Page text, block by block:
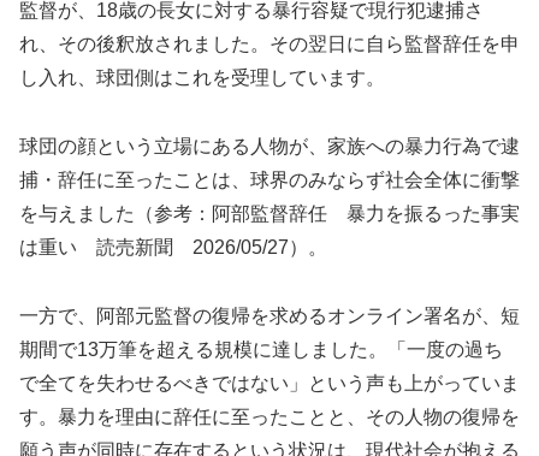
監督が、18歳の長女に対する暴行容疑で現行犯逮捕さ
れ、その後釈放されました。その翌日に自ら監督辞任を申
し入れ、球団側はこれを受理しています。
球団の顔という立場にある人物が、家族への暴力行為で逮
捕・辞任に至ったことは、球界のみならず社会全体に衝撃
を与えました（参考：阿部監督辞任 暴力を振るった事実
は重い 読売新聞 2026/05/27）。
一方で、阿部元監督の復帰を求めるオンライン署名が、短
期間で13万筆を超える規模に達しました。「一度の過ち
で全てを失わせるべきではない」という声も上がっていま
す。暴力を理由に辞任に至ったことと、その人物の復帰を
願う声が同時に存在するという状況は、現代社会が抱える